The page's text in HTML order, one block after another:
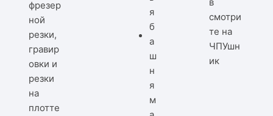
фрезер
ной
резки,
гравир
овки и
резки
на
плотте
смотри
те на
ЧПУшн
ик